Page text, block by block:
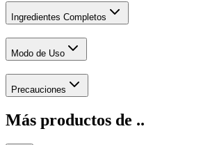
Ingredientes Completos
Modo de Uso
Precauciones
Más productos de ..